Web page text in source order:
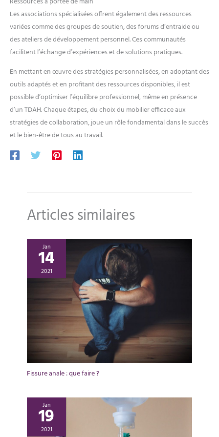
Les associations spécialisées offrent également des ressources
variées comme des groupes de soutien, des forums d’entraide ou
des ateliers de développement personnel. Ces communautés
facilitent l’échange d’expériences et de solutions pratiques.
En mettant en œuvre des stratégies personnalisées, en adoptant des
outils adaptés et en profitant des ressources disponibles, il est
possible d’optimiser l’équilibre professionnel, même en présence
d’un TDAH. Chaque étapes, du choix du mobilier efficace aux
stratégies de collaboration, joue un rôle fondamental dans le succès
et le bien-être de tous au travail.
Articles similaires
Jan
14
2021
Fissure anale : que faire ?
Jan
19
2021